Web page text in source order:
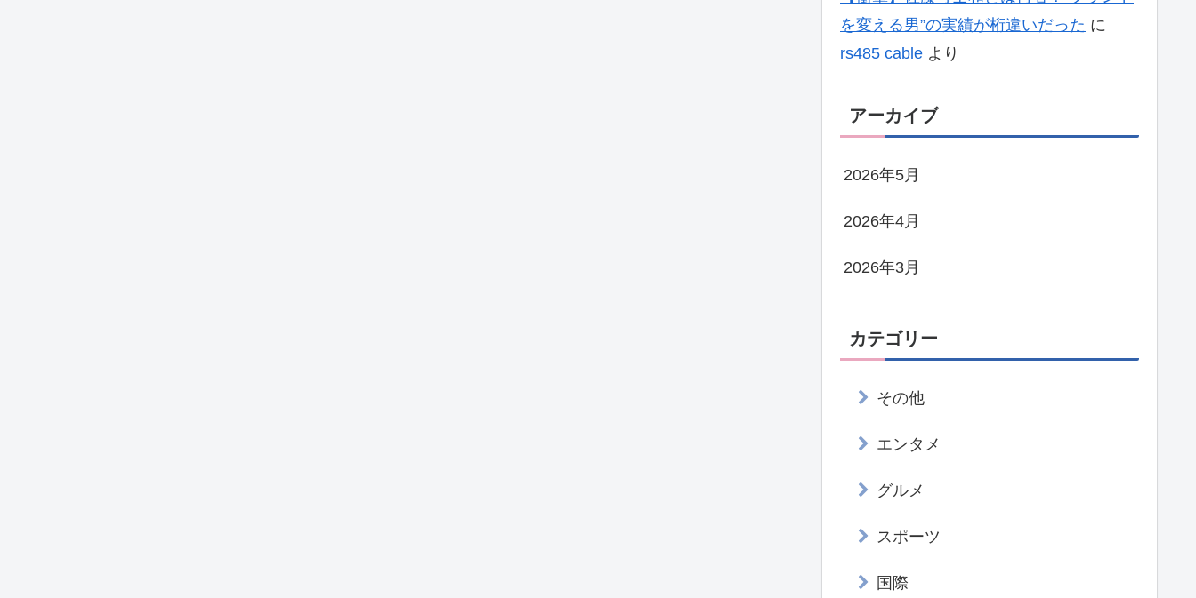
を変える男”の実績が桁違いだった に
rs485 cable より
アーカイブ
2026年5月
2026年4月
2026年3月
カテゴリー
その他
エンタメ
グルメ
スポーツ
国際